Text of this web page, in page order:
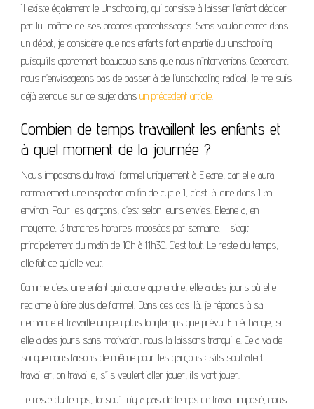
Il existe également le Unschooling, qui consiste à laisser l’enfant décider
par lui-même de ses propres apprentissages. Sans vouloir entrer dans
un débat, je considère que nos enfants font en partie du unschooling
puisqu’ils apprennent beaucoup sans que nous n’intervenions. Cependant,
nous n’envisageons pas de passer à de l’unschooling radical. Je me suis
déjà étendue sur ce sujet dans un précédent article
Combien de temps travaillent les enfants et
à quel moment de la journée ?
Nous imposons du travail formel uniquement à Eleane, car elle aura
normalement une inspection en fin de cycle 1, c’est-à-dire dans 1 an
environ. Pour les garçons, c’est selon leurs envies. Eleane a, en
moyenne, 3 tranches horaires imposées par semaine. Il s’agit
principalement du matin de 10h à 11h30. C’est tout. Le reste du temps,
elle fait ce qu’elle veut.
Comme c’est une enfant qui adore apprendre, elle a des jours où elle
réclame à faire plus de formel. Dans ces cas-là, je réponds à sa
demande et travaille un peu plus longtemps que prévu. En échange, si
elle a des jours sans motivation, nous la laissons tranquille. Cela va de
soi que nous faisons de même pour les garçons : s’ils souhaitent
travailler, on travaille, s’ils veulent aller jouer, ils vont jouer.
Le reste du temps, lorsqu’il n’y a pas de temps de travail imposé, nous